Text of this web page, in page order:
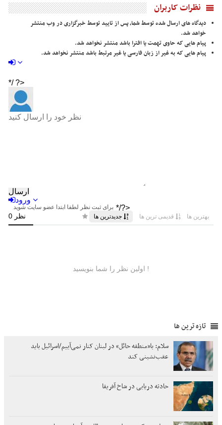
نظرات کاربران
دیدگاه های ارسال شده توسط شما، پس از تایید توسط خبرگزاری در وب منتشر
خواهد شد.
پیام هایی که حاوی تهمت یا افترا باشد منتشر نخواهد شد.
پیام هایی که به غیر از زبان فارسی یا غیر مرتبط باشد منتشر نخواهد شد.
تازه ترین ها
سلام: با«منطقه حائل» در لبنان کنار نمی‌آییم/اسرائیل باید
عقب‌نشینی کند
حادثه دریایی در شاخ آفریقا